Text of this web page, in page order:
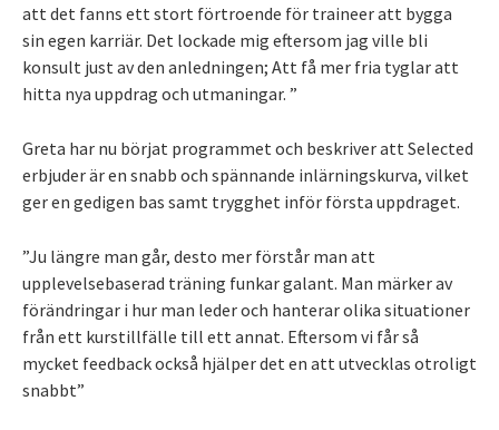
att det fanns ett stort förtroende för traineer att bygga
sin egen karriär. Det lockade mig eftersom jag ville bli
konsult just av den anledningen; Att få mer fria tyglar att
hitta nya uppdrag och utmaningar. ”
Greta har nu börjat programmet och beskriver att Selected
erbjuder är en snabb och spännande inlärningskurva, vilket
ger en gedigen bas samt trygghet inför första uppdraget.
”Ju längre man går, desto mer förstår man att
upplevelsebaserad träning funkar galant. Man märker av
förändringar i hur man leder och hanterar olika situationer
från ett kurstillfälle till ett annat. Eftersom vi får så
mycket feedback också hjälper det en att utvecklas otroligt
snabbt”